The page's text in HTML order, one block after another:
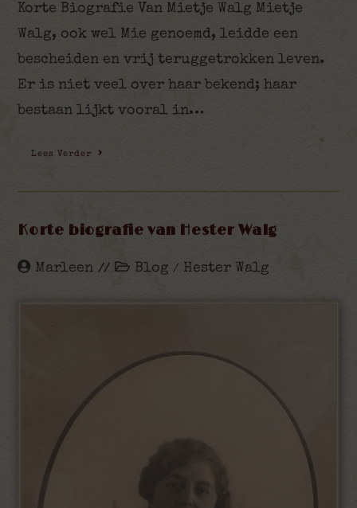
Korte Biografie Van Mietje Walg Mietje
Walg, ook wel Mie genoemd, leidde een
bescheiden en vrij teruggetrokken leven.
Er is niet veel over haar bekend; haar
bestaan lijkt vooral in…
Lees Verder
Korte biografie van Hester Walg
Marleen Blog / Hester Walg